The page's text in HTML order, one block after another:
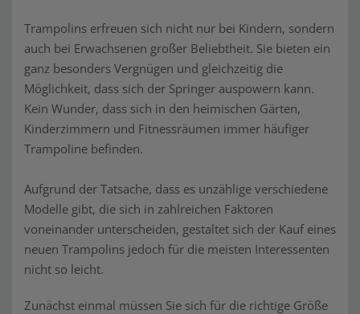
Trampolins erfreuen sich nicht nur bei Kindern, sondern
auch bei Erwachsenen großer Beliebtheit. Sie bieten ein
ganz besonders Vergnügen und gleichzeitig die
Möglichkeit, dass sich der Springer auspowern kann.
Kein Wunder, dass sich in den heimischen Gärten,
Kinderzimmern und Fitnessräumen immer häufiger
Trampoline befinden.
Aufgrund der Tatsache, dass es unzählige verschiedene
Modelle gibt, die sich in zahlreichen Faktoren
voneinander unterscheiden, gestaltet sich der Kauf eines
neuen Trampolins jedoch für die meisten Interessenten
nicht so leicht.
Zunächst einmal müssen Sie sich für die richtige Größe